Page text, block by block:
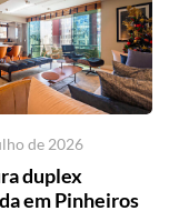
de 2026
duplex
em Pinheiros